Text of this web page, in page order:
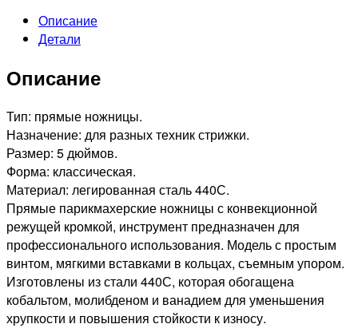
Описание
Детали
Описание
Тип: прямые ножницы.
Назначение: для разных техник стрижки.
Размер: 5 дюймов.
Форма: классическая.
Материал: легированная сталь 440С.
Прямые парикмахерские ножницы с конвекционной
режущей кромкой, инструмент предназначен для
профессионального использования. Модель с простым
винтом, мягкими вставками в кольцах, съемным упором.
Изготовлены из стали 440С, которая обогащена
кобальтом, молибденом и ванадием для уменьшения
хрупкости и повышения стойкости к износу.